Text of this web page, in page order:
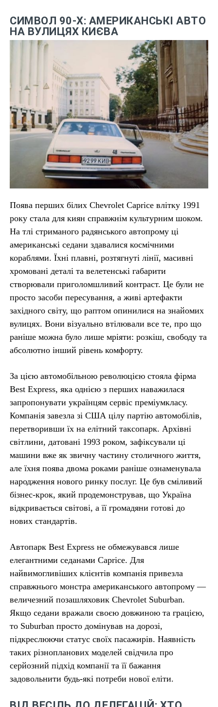
СИМВОЛ 90-Х: АМЕРИКАНСЬКІ АВТО
НА ВУЛИЦЯХ КИЄВА
Поява перших білих Chevrolet Caprice влітку 1991
року стала для киян справжнім культурним шоком.
На тлі стриманого радянського автопрому ці
американські седани здавалися космічними
кораблями. Їхні плавні, розтягнуті лінії, масивні
хромовані деталі та велетенські габарити
створювали приголомшливий контраст. Це були не
просто засоби пересування, а живі артефакти
західного світу, що раптом опинилися на знайомих
вулицях. Вони візуально втілювали все те, про що
раніше можна було лише мріяти: розкіш, свободу та
абсолютно інший рівень комфорту.
За цією автомобільною революцією стояла фірма
Best Express, яка однією з перших наважилася
запропонувати українцям сервіс преміумкласу.
Компанія завезла зі США цілу партію автомобілів,
перетворивши їх на елітний таксопарк. Архівні
світлини, датовані 1993 роком, зафіксували ці
машини вже як звичну частину столичного життя,
але їхня поява двома роками раніше ознаменувала
народження нового ринку послуг. Це був сміливий
бізнес-крок, який продемонстрував, що Україна
відкривається світові, а її громадяни готові до
нових стандартів.
Автопарк Best Express не обмежувався лише
елегантними седанами Caprice. Для
найвимогливіших клієнтів компанія привезла
справжнього монстра американського автопрому —
величезний позашляховик Chevrolet Suburban.
Якщо седани вражали своєю довжиною та грацією,
то Suburban просто домінував на дорозі,
підкреслюючи статус своїх пасажирів. Наявність
таких різнопланових моделей свідчила про
серйозний підхід компанії та її бажання
задовольнити будь-які потреби нової еліти.